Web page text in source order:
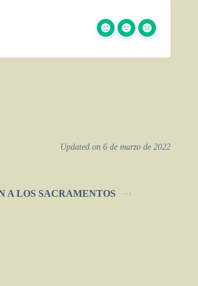
Updated on 6 de marzo de 2022
A LOS SACRAMENTOS